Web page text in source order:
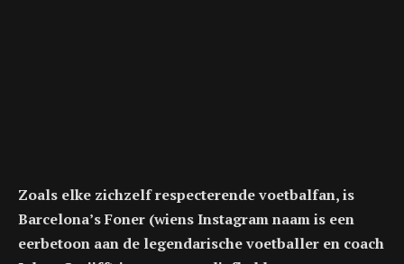
Zoals elke zichzelf respecterende voetbalfan, is
Barcelona’s Foner (wiens Instagram naam is een
eerbetoon aan de legendarische voetballer en coach